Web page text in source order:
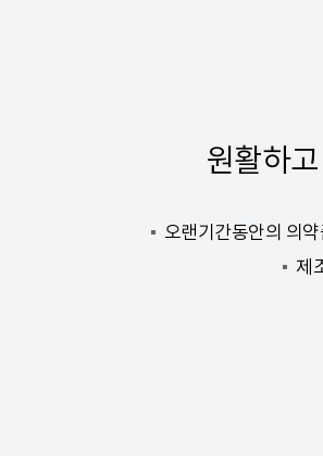
원활하
오랜기간동안의 의
제